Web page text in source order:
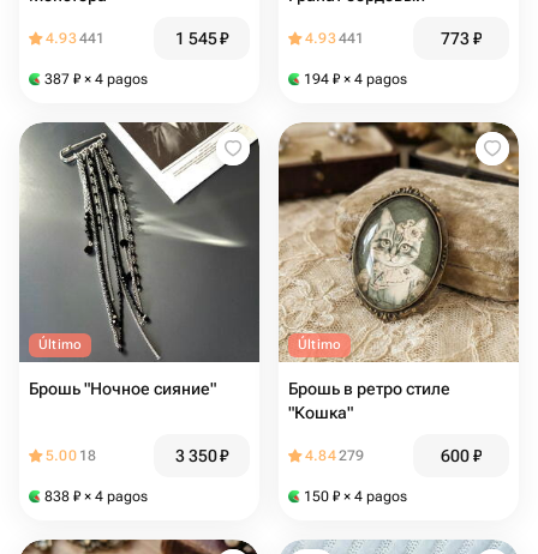
4.93441 1 545₽
387 ₽ × 4 pagos
4.93441 773₽
194 ₽ × 4 pagos
Último
Брошь "Ночное сияние"
5.00 18 3 350₽
838 ₽ × 4 pagos
Último
Брошь в ретро стиле
"Кошка"
4.84279 600₽
150 ₽ × 4 pagos